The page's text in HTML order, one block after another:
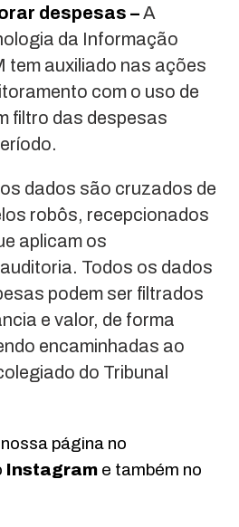
despesas –A
da Informação
tem auxiliado nas ações
com o uso de
filtro das despesas
dados são cruzados de
robôs, recepcionados
aplicam os
Todos os dados
podem ser filtrados
e valor, de forma
encaminhadas ao
do Tribunal
página no
Instagrame também no